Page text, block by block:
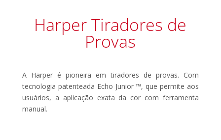
Harper Tiradores de
Provas
A Harper é pioneira em tiradores de provas. Com
tecnologia patenteada Echo Junior ™, que permite aos
usuários, a aplicação exata da cor com ferramenta
manual.